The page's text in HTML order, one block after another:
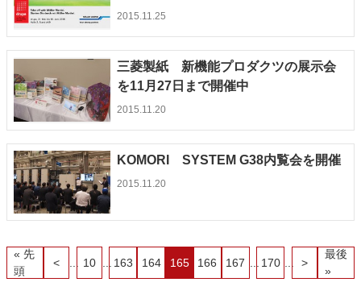
2015.11.25
三菱製紙 新機能プロダクツの展示会
を11月27日まで開催中
2015.11.20
KOMORI SYSTEM G38内覧会を開催
2015.11.20
« 先
頭
< 10 163 164 165 166 167 170 >
最後
»